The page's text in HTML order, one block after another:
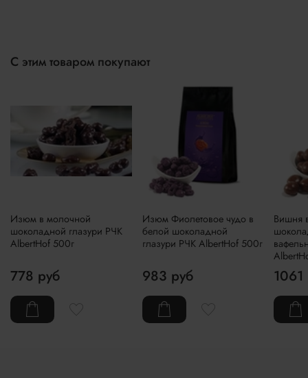
С этим товаром покупают
Изюм в молочной
шоколадной глазури РЧК
AlbertHof 500г
778 руб
Изюм Фиолетовое чудо в
белой шоколадной
глазури РЧК AlbertHof 500г
983 руб
Вишня
1061